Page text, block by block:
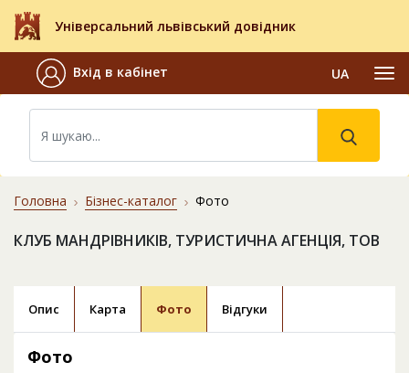
Універсальний львівський довідник
Вхід в кабінет UA
Головна Бізнес-каталог Фото
КЛУБ МАНДРІВНИКІВ, ТУРИСТИЧНА АГЕНЦІЯ, ТОВ
Опис Карта Фото Відгуки
Фото